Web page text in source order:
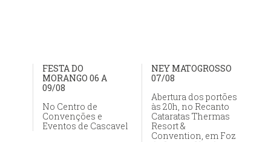
FESTA DO
MORANGO 06 A
09/08
No Centro de
Convenções e
Eventos de Cascavel
NEY MATOGROSSO
07/08
Abertura dos portões
às 20h, no Recanto
Cataratas Thermas
Resort &
Convention, em Foz